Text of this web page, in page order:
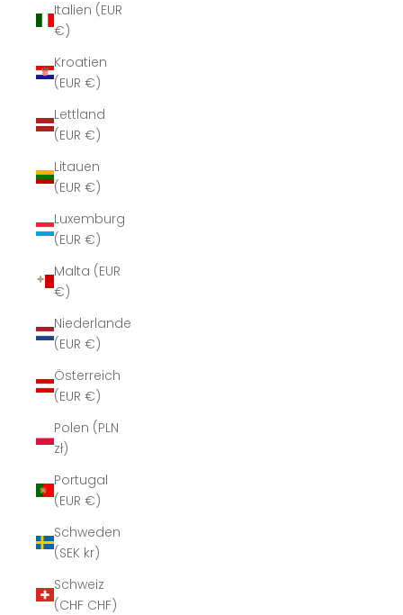
Italien (EUR
€)
Kroatien
(EUR €)
Lettland
(EUR €)
Litauen
(EUR €)
Luxemburg
(EUR €)
Malta (EUR
€)
Niederlande
(EUR €)
Österreich
(EUR €)
Polen (PLN
zł)
Portugal
(EUR €)
Schweden
(SEK kr)
Schweiz
(CHF CHF)